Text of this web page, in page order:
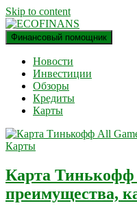
Skip to content
ECOFINANS
финансовый блог
Финансовый помощник
Новости
Инвестиции
Обзоры
Кредиты
Карты
Карты
Карта Тинькофф
преимущества,